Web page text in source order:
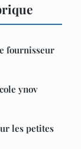
fournisseur
ynov
les petites